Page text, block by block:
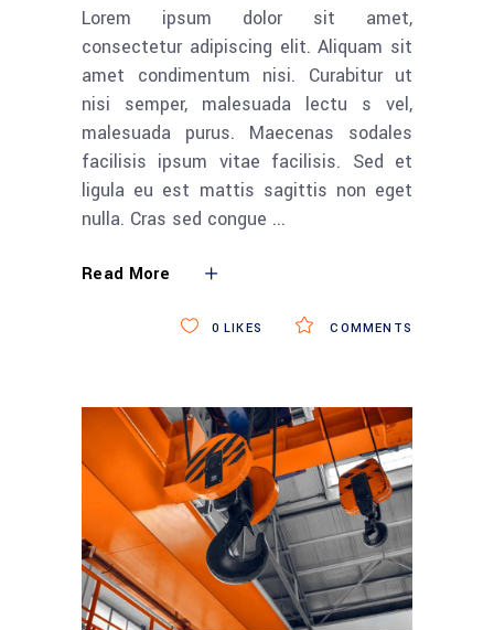
Lorem ipsum dolor sit amet,
consectetur adipiscing elit. Aliquam sit
amet condimentum nisi. Curabitur ut
nisi semper, malesuada lectu s vel,
malesuada purus. Maecenas sodales
facilisis ipsum vitae facilisis. Sed et
ligula eu est mattis sagittis non eget
nulla. Cras sed congue
Read More
COMMENTS
0 LIKES